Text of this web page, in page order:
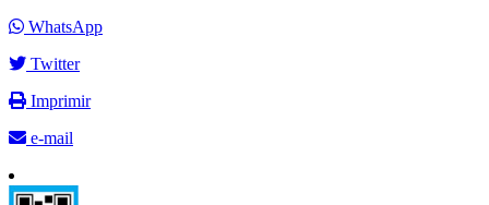
WhatsApp
Twitter
Imprimir
e-mail